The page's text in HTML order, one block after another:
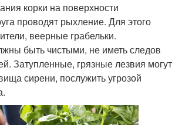
корки на поверхности
проводят рыхление. Для этого
веерные грабельки.
быть чистыми, не иметь следов
Затупленные, грязные лезвия могут
сирени, послужить угрозой